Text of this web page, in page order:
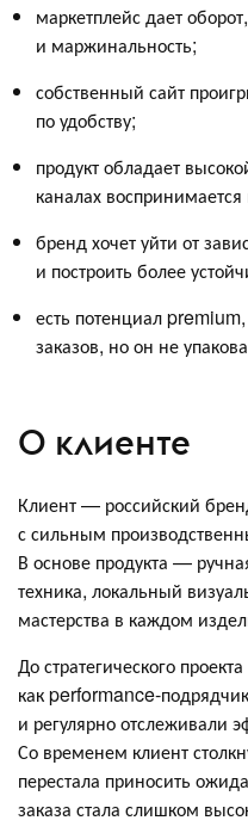
маркетплейс дает
и маржинальность;
собственный сайт
по удобству;
продукт обладает
каналах
бренд хочет уйти от
и построить более
есть потенциал
заказов, но он не
О клиенте
Клиент — российский
с сильным
В основе продукта —
техника, локальный
мастерства в каждом
До стратегического
как performance-
и регулярно отслеживали
Со временем клиент
перестала приносить
заказа стала слишком